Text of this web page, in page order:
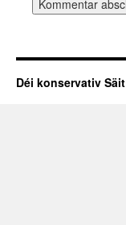
Déi konservativ Säit